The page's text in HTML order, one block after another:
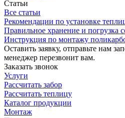
Статьи
Все статьи
Рекомендации по установке
Правильное хранение и погрузка
Инструкция по монтажу
Оставить заявку, отправьте нам
менеджер перезвонит вам.
Заказать звонок
Услуги
Рассчитать забор
Рассчитать теплицу
Каталог продукции
Монтаж